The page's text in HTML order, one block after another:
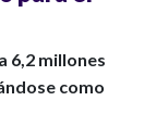
6,2 millones
como